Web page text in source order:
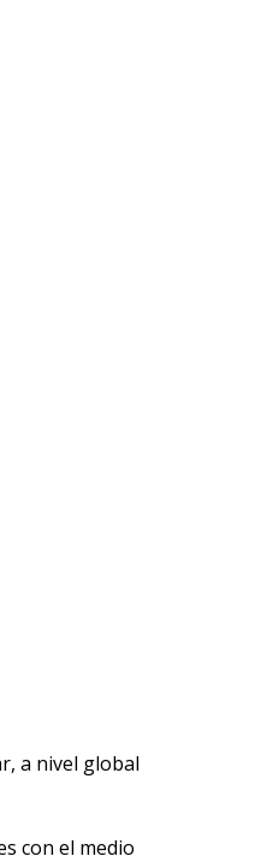
a nivel global
con el medio